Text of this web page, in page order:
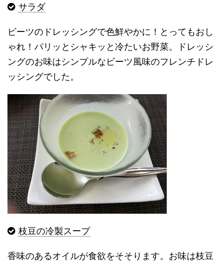
サラダ
ビーツのドレッシングで色鮮やかに！とってもおし
ゃれ！パリッとシャキッと冷たいお野菜。ドレッシ
ングのお味はシンプルなビーツ風味のフレンチドレ
ッシングでした。
枝豆の冷製スープ
香味のあるオイルが食欲をそそります。お味は枝豆